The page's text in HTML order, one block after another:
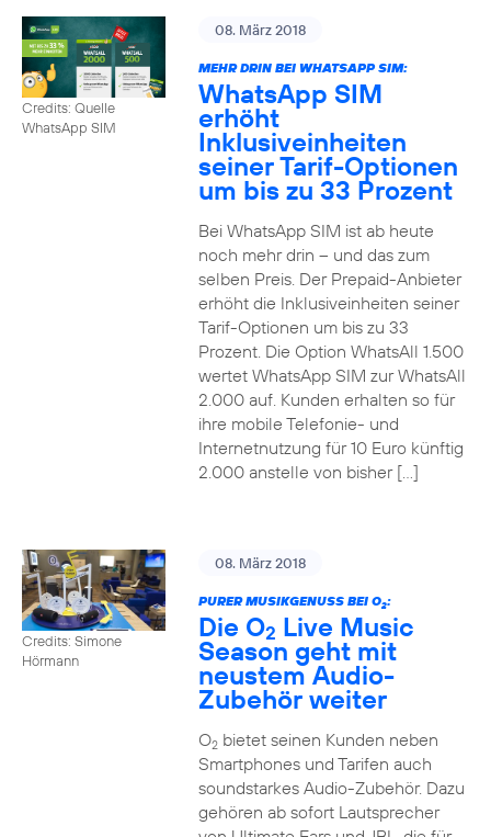
Credits: Quelle
WhatsApp SIM
08. März 2018
MEHR DRIN BEI WHATSAPP SIM:
WhatsApp SIM
erhöht
Inklusiveinheiten
seiner Tarif-Optionen
um bis zu 33 Prozent
Bei WhatsApp SIM ist ab heute
noch mehr drin – und das zum
selben Preis. Der Prepaid-Anbieter
erhöht die Inklusiveinheiten seiner
Tarif-Optionen um bis zu 33
Prozent. Die Option WhatsAll 1.500
wertet WhatsApp SIM zur WhatsAll
2.000 auf. Kunden erhalten so für
ihre mobile Telefonie- und
Internetnutzung für 10 Euro künftig
2.000 anstelle von bisher […]
Credits: Simone
Hörmann
08. März 2018
PURER MUSIKGENUSS BEI O2:
Die O2 Live Music
Season geht mit
neustem Audio-
Zubehör weiter
O2bietet seinen Kunden neben
Smartphones und Tarifen auch
soundstarkes Audio-Zubehör. Dazu
gehören ab sofort Lautsprecher